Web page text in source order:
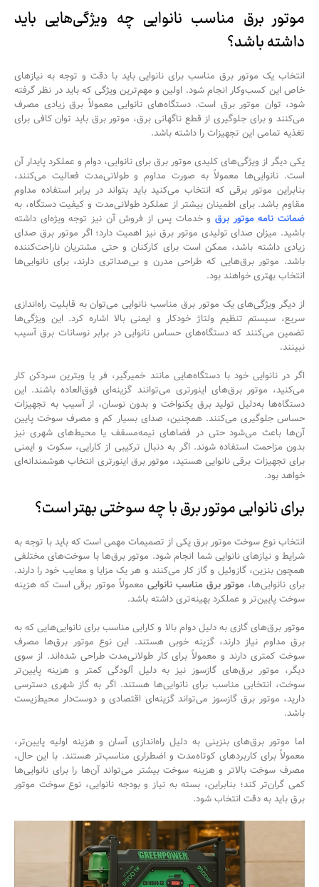
موتور برق مناسب نانوایی چه ویژگی‌هایی باید
داشته باشد؟
انتخاب یک موتور برق مناسب برای نانوایی باید با دقت و توجه به نیازهای
خاص این کسب‌وکار انجام شود. اولین و مهم‌ترین ویژگی که باید در نظر گرفته
شود، توان موتور برق است. دستگاه‌های نانوایی معمولاً برق زیادی مصرف
می‌کنند و برای جلوگیری از قطع ناگهانی برق، موتور برق باید توان کافی برای
تغذیه تمامی این تجهیزات را داشته باشد.
یکی دیگر از ویژگی‌های کلیدی موتور برق برای نانوایی، دوام و عملکرد پایدار آن
است. نانوایی‌ها معمولاً به صورت مداوم و طولانی‌مدت فعالیت می‌کنند،
بنابراین موتور برقی که انتخاب می‌کنید باید بتواند در برابر استفاده مداوم
مقاوم باشد. برای اطمینان بیشتر از عملکرد طولانی‌مدت و کیفیت دستگاه، به
ضمانت نامه موتور برق و خدمات پس از فروش آن نیز توجه ویژه‌ای داشته
باشید. میزان صدای تولیدی موتور برق نیز اهمیت دارد؛ اگر موتور برق صدای
زیادی داشته باشد، ممکن است برای کارکنان و حتی مشتریان ناراحت‌کننده
باشد. موتور برق‌هایی که طراحی مدرن و بی‌صداتری دارند، برای نانوایی‌ها
انتخاب بهتری خواهند بود.
از دیگر ویژگی‌های یک موتور برق مناسب نانوایی می‌توان به قابلیت راه‌اندازی
سریع، سیستم تنظیم ولتاژ خودکار و ایمنی بالا اشاره کرد. این ویژگی‌ها
تضمین می‌کنند که دستگاه‌های حساس نانوایی در برابر نوسانات برق آسیب
نبینند.
اگر در نانوایی خود با دستگاه‌هایی مانند خمیرگیر، فر یا ویترین سردکن کار
می‌کنید، موتور برق‌های اینورتری می‌توانند گزینه‌ای فوق‌العاده باشند. این
دستگاه‌ها به‌دلیل تولید برق یکنواخت و بدون نوسان، از آسیب به تجهیزات
حساس جلوگیری می‌کنند. همچنین، صدای بسیار کم و مصرف سوخت پایین
آن‌ها باعث می‌شود حتی در فضاهای نیمه‌مسقف یا محیط‌های شهری نیز
بدون مزاحمت استفاده شوند. اگر به دنبال ترکیبی از کارایی، سکوت و ایمنی
برای تجهیزات برقی نانوایی هستید، موتور برق اینورتری انتخاب هوشمندانه‌ای
خواهد بود.
برای نانوایی موتور برق با چه سوختی بهتر است؟
انتخاب نوع سوخت موتور برق یکی از تصمیمات مهمی است که باید با توجه به
شرایط و نیازهای نانوایی شما انجام شود. موتور برق‌ها با سوخت‌های مختلفی
همچون بنزین، گازوئیل و گاز کار می‌کنند و هر یک مزایا و معایب خود را دارند.
برای نانوایی‌ها، موتور برق مناسب نانوایی معمولاً موتور برقی است که هزینه
سوخت پایین‌تر و عملکرد بهینه‌تری داشته باشد.
موتور برق‌های گازی به دلیل دوام بالا و کارایی مناسب برای نانوایی‌هایی که به
برق مداوم نیاز دارند، گزینه خوبی هستند. این نوع موتور برق‌ها مصرف
سوخت کمتری دارند و معمولاً برای کار طولانی‌مدت طراحی شده‌اند. از سوی
دیگر، موتور برق‌های گازسوز نیز به دلیل آلودگی کمتر و هزینه پایین‌تر
سوخت، انتخابی مناسب برای نانوایی‌ها هستند. اگر به گاز شهری دسترسی
دارید، موتور برق گازسوز می‌تواند گزینه‌ای اقتصادی و دوست‌دار محیط‌زیست
باشد.
اما موتور برق‌های بنزینی به دلیل راه‌اندازی آسان و هزینه اولیه پایین‌تر،
معمولاً برای کاربردهای کوتاه‌مدت و اضطراری مناسب‌تر هستند. با این حال،
مصرف سوخت بالاتر و هزینه سوخت بیشتر می‌تواند آن‌ها را برای نانوایی‌ها
کمی گران‌تر کند؛ بنابراین، بسته به نیاز و بودجه نانوایی، نوع سوخت موتور
برق باید به دقت انتخاب شود.